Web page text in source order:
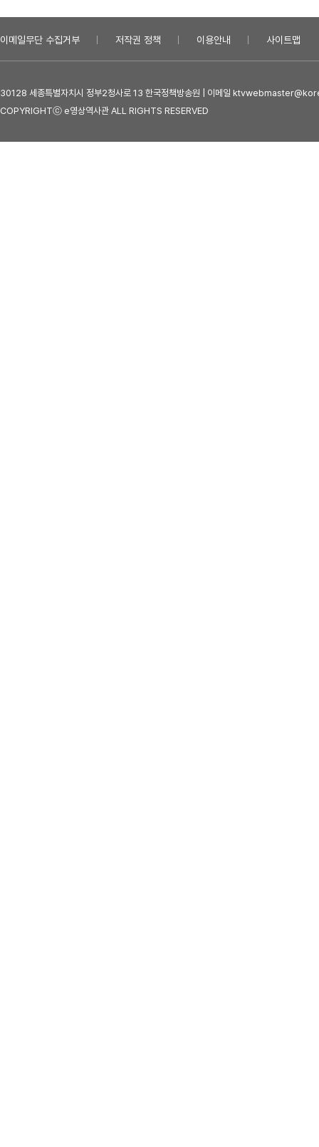
이메일무단 수집거부 저작권 정책 이용안내 사이트맵
30128 세종특별자치시 정부2청사로 13 한국정책방송원 | 이메일
COPYRIGHTⓒ e영상역사관 ALL RIGHTS RESERVED